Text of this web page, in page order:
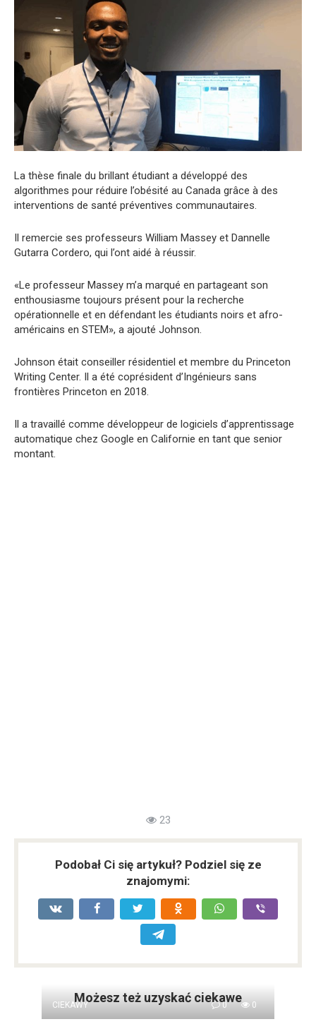
La thèse finale du brillant étudiant a développé des
algorithmes pour réduire l’obésité au Canada grâce à des
interventions de santé préventives communautaires.
Il remercie ses professeurs William Massey et Dannelle
Gutarra Cordero, qui l’ont aidé à réussir.
«Le professeur Massey m’a marqué en partageant son
enthousiasme toujours présent pour la recherche
opérationnelle et en défendant les étudiants noirs et afro-
américains en STEM», a ajouté Johnson.
Johnson était conseiller résidentiel et membre du Princeton
Writing Center. Il a été coprésident d’Ingénieurs sans
frontières Princeton en 2018.
Il a travaillé comme développeur de logiciels d’apprentissage
automatique chez Google en Californie en tant que senior
montant.
23
Podobał Ci się artykuł? Podziel się ze
znajomymi:
Możesz też uzyskać ciekawe
CIEKAWY 0 0